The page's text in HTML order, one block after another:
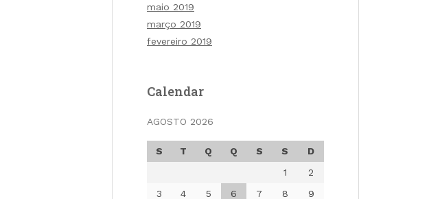
maio 2019
março 2019
fevereiro 2019
Calendar
AGOSTO 2026
S T Q Q S S
D
1
2
3
4 5 6 7 8
9